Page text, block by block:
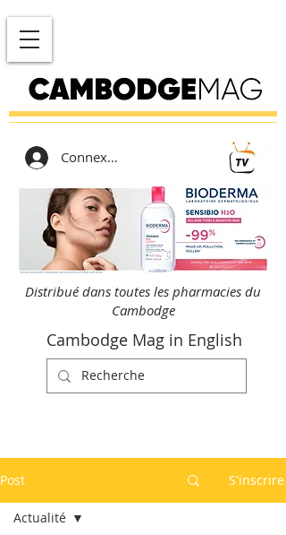
Connexion
Distribué dans toutes les pharmacies du
Cambodge
Cambodge Mag in English
Post S'inscrire
Actualité